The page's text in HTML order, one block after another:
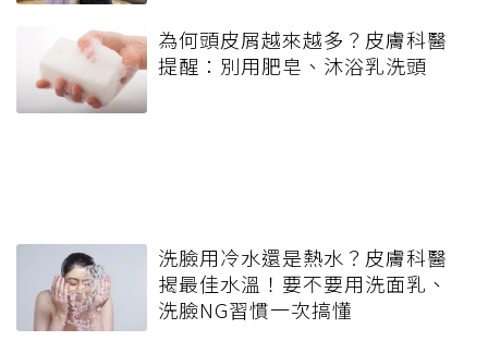
為何頭皮屑越來越多？皮膚科醫
提醒：別用肥皂、沐浴乳洗頭
洗臉用冷水還是熱水？皮膚科醫
揭最佳水溫！要不要用洗面乳、
洗臉NG習慣一次搞懂